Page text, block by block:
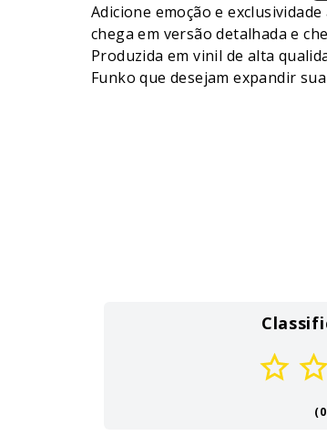
Adicione emoção e
chega em versão detalhada e
Produzida em vinil de alta
Funko que desejam expandir